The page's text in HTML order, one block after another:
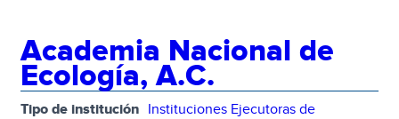
Academia Nacional de
Ecología, A.C.
Tipo de institución Instituciones Ejecutoras de